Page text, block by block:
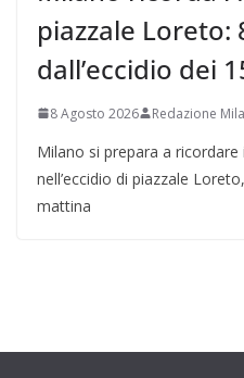
piazzale Loreto:
dall’eccidio dei
8 Agosto 2026 Redazione
Milano si prepara a
nell’eccidio di piazzale
mattina